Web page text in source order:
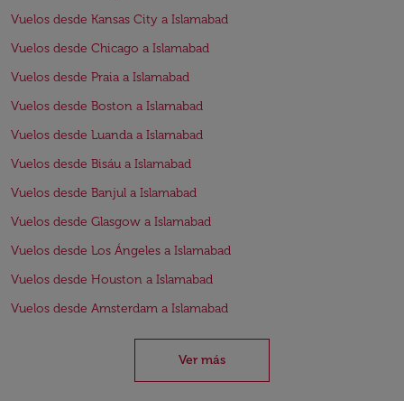
Vuelos desde Kansas City a Islamabad
Vuelos desde Chicago a Islamabad
Vuelos desde Praia a Islamabad
Vuelos desde Boston a Islamabad
Vuelos desde Luanda a Islamabad
Vuelos desde Bisáu a Islamabad
Vuelos desde Banjul a Islamabad
Vuelos desde Glasgow a Islamabad
Vuelos desde Los Ángeles a Islamabad
Vuelos desde Houston a Islamabad
Vuelos desde Amsterdam a Islamabad
Ver más